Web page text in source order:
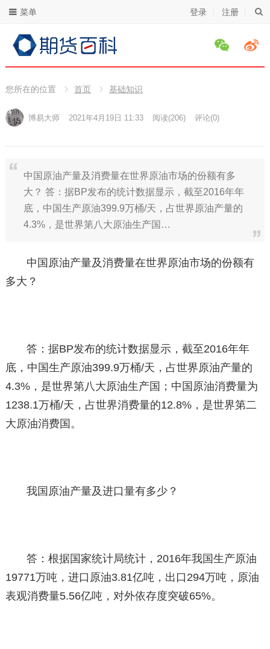
登录 注册
菜单
您所在的位置 首页 基础知识
博易大师 2021年4月19日 11:33 阅读(206) 评论(0)
中国原油产量及消费量在世界原油市场的份额有多
大？ 答：据BP发布的统计数据显示，截至2016年年
底，中国生产原油399.9万桶/天，占世界原油产量的
4.3%，是世界第八大原油生产国…
中国原油产量及消费量在世界原油市场的份额有
多大？
答：据BP发布的统计数据显示，截至2016年年
底，中国生产原油399.9万桶/天，占世界原油产量的
4.3%，是世界第八大原油生产国；中国原油消费量为
1238.1万桶/天，占世界消费量的12.8%，是世界第二
大原油消费国。
我国原油产量及进口量有多少？
答：根据国家统计局统计，2016年我国生产原油
19771万吨，进口原油3.81亿吨，出口294万吨，原油
表观消费量5.56亿吨，对外依存度突破65%。